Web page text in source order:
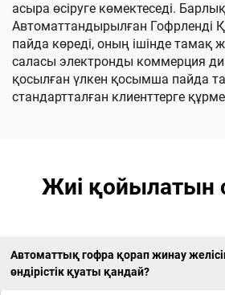
асыра өсіруге көмектеседі.
Автоматтандырылған Гофрленді
пайда көреді, оның ішінде тамақ
саласы электронды коммерция
қосылған үлкен қосымша пайда
стандартталған клиенттерге
Жиі қойылатын
Автоматтық гофра қорап жинау
өндірістік қуаты қандай?